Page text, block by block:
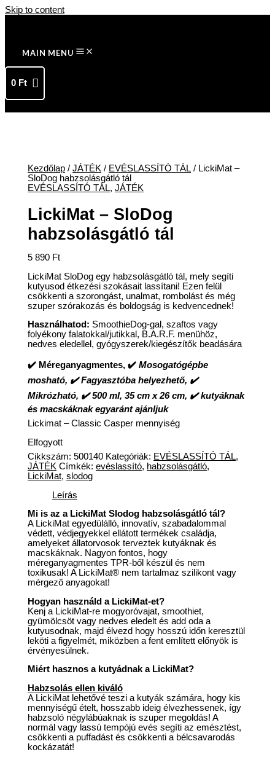
Skip to content
MAIN MENU
0 Ft
Kezdőlap /JÁTÉK / EVÉSLASSÍTÓ TÁL / LickiMat –
SloDog habzsolásgátló tál
EVÉSLASSÍTÓ TÁL,JÁTÉK
LickiMat – SloDog
habzsolásgátló tál
5 890 Ft
LickiMat SloDog egy habzsolásgátló tál, mely segíti
kutyusod étkezési szokásait lassítani! Ezen felül
csökkenti a szorongást, unalmat, rombolást és még
szuper szórakozás és boldogság is kedvencednek!
Használhatod: SmoothieDog-gal, szaftos vagy
folyékony falatokkal/jutikkal, B.A.R.F. menühöz,
nedves eledellel, gyógyszerek/kiegészítők beadására
✔️ Méreganyagmentes, ✔️Mosogatógépbe
mosható, ✔️ Fagyasztóba helyezhető, ✔️
Mikrózható, ✔️ 500 ml, 35 cm x 26 cm, ✔️ kutyáknak
és macskáknak egyaránt ajánljuk
Lickimat – Classic Casper mennyiség
Elfogyott
Cikkszám:500140 Kategóriák: EVÉSLASSÍTÓ TÁL,
JÁTÉK Címkék:evéslassító, habzsolásgátló,
LickiMat,slodog
Leírás
Mi is az a LickiMat Slodog habzsolásgátló tál?
A LickiMat egyedülálló, innovatív, szabadalommal
védett, védjegyekkel ellátott termékek családja,
amelyeket állatorvosok terveztek kutyáknak és
macskáknak. Nagyon fontos, hogy
méreganyagmentes TPR-ből készül és nem
toxikusak! A LickiMat® nem tartalmaz szilikont vagy
mérgező anyagokat!
Hogyan használd a LickiMat-et?
Kenj a LickiMat-re mogyoróvajat, smoothiet,
gyümölcsöt vagy nedves eledelt és add oda a
kutyusodnak, majd élvezd hogy hosszú időn keresztül
leköti a figyelmét, miközben a fent említett előnyök is
érvényesülnek.
Miért hasznos a kutyádnak a LickiMat?
Habzsolás ellen kiváló
A LickiMat lehetővé teszi a kutyák számára, hogy kis
mennyiségű ételt, hosszabb ideig élvezhessenek, így
habzsoló négylábúaknak is szuper megoldás! A
normál vagy lassú tempójú evés segíti az emésztést,
csökkenti a puffadást és csökkenti a bélcsavarodás
kockázatát!